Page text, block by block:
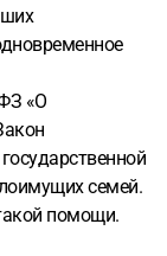
«О
семей.
помощи.